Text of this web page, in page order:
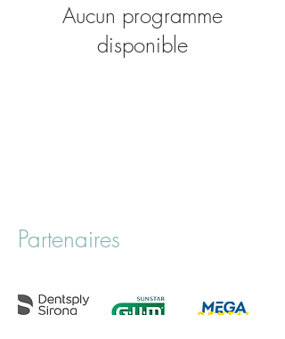
Aucun programme
disponible
Partenaires